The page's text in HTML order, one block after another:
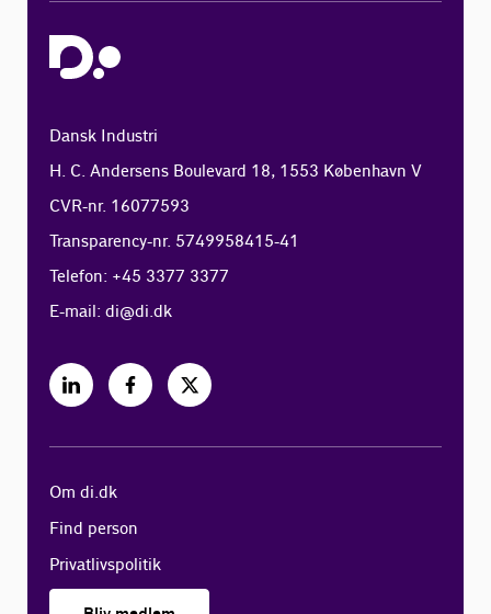
Dansk Industri
H. C. Andersens Boulevard 18, 1553 København V
CVR-nr. 16077593
Transparency-nr. 5749958415-41
Telefon: +45 3377 3377
E-mail:di@di.dk
Om di.dk
Find person
Privatlivspolitik